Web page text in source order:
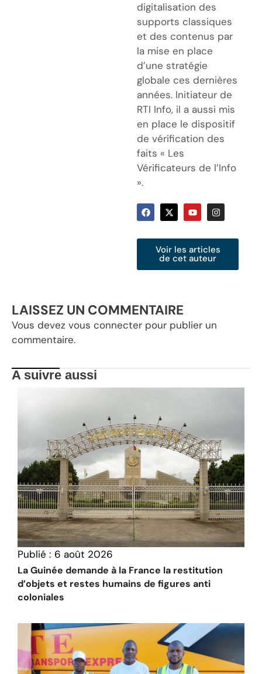
digitalisation des
supports classiques
et des contenus par
la mise en place
d’une stratégie
globale ces dernières
années. Initiateur de
RTI Info, il a aussi mis
en place le dispositif
de vérification des
faits « Les
Vérificateurs de l’Info
».
Voir les articles
de cet auteur
LAISSEZ UN COMMENTAIRE
Vous devez vous connecter pour publier un
commentaire.
A suivre aussi
Publié : 6 août 2026
La Guinée demande à la France la restitution
d’objets et restes humains de figures anti
coloniales